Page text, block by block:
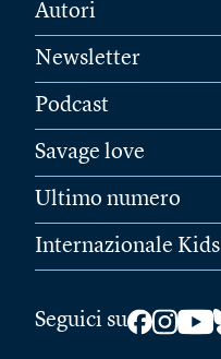
Autori
Newsletter
Podcast
Savage love
Ultimo numero
Internazionale Kids
Seguici su